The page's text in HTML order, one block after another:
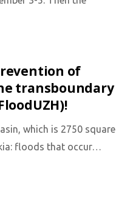
of
transboundary
which is 2750 square
floods that occur…